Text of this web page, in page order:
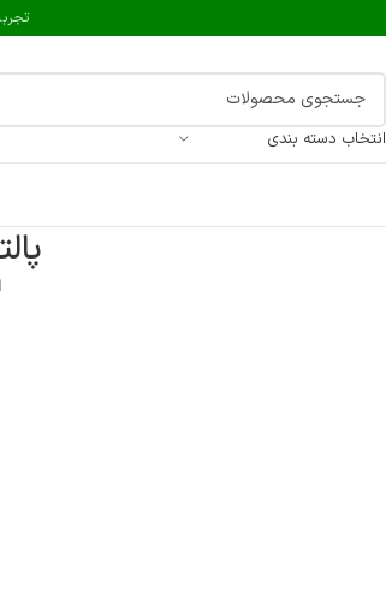
تجربه بیش از 9
انتخاب دسته بندی